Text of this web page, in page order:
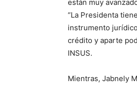
están muy
“La Presidenta
instrumento
crédito y aparte
INSUS.
Mientras, Jabnely